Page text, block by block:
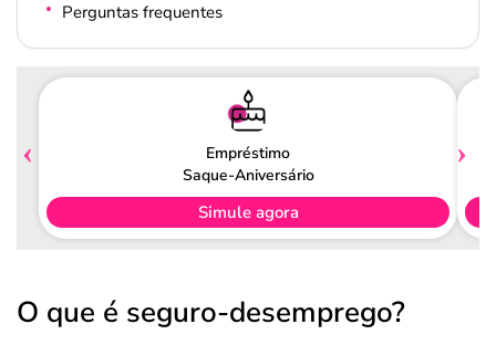
Perguntas frequentes
Empréstimo
Saque-Aniversário
Simule agora
O que é seguro-desemprego?